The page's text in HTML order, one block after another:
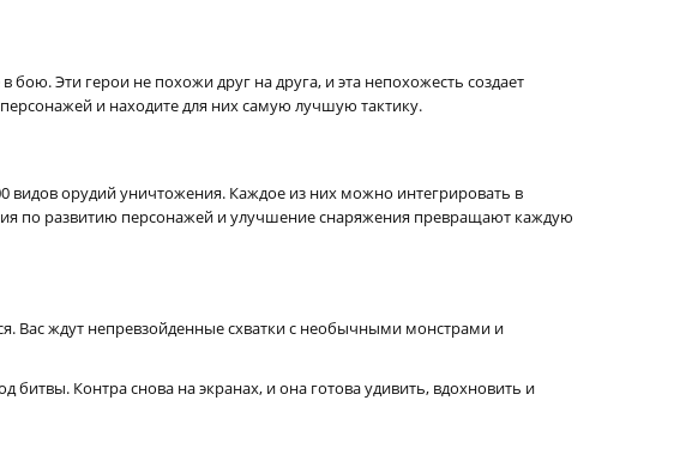
Эти герои не похожи друг на друга, и эта непохожесть создает
и находите для них самую лучшую тактику.
видов орудий уничтожения. Каждое из них можно интегрировать в
по развитию персонажей и улучшение снаряжения превращают каждую
Вас ждут непревзойденные схватки с необычными монстрами и
Контра снова на экранах, и она готова удивить, вдохновить и